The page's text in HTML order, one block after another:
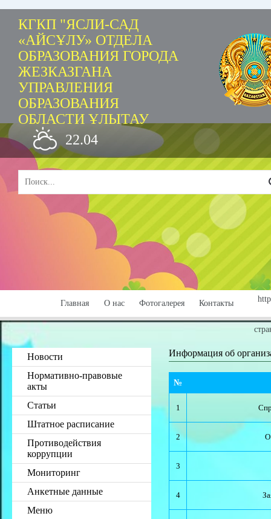
КГКП "ЯСЛИ-САД
«АЙСҰЛУ» ОТДЕЛА
ОБРАЗОВАНИЯ ГОРОДА
ЖЕЗКАЗГАНА
УПРАВЛЕНИЯ
ОБРАЗОВАНИЯ
ОБЛАСТИ ҰЛЫТАУ
22.04
Главная О нас Фотогалерея Контакты
Новости
Нормативно-правовые
акты
Статьи
Штатное расписание
Противодействия
коррупции
Мониторинг
Анкетные данные
Меню
Информация об
№
1
2 О
3
4